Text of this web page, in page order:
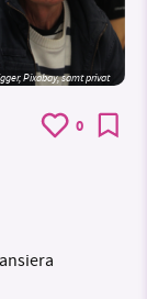
Pixabay, samt privat
0